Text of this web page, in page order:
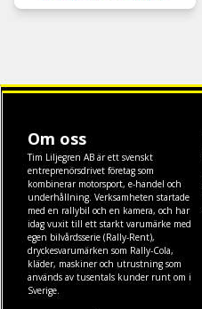
Om oss
Tim Liljegren AB är ett svenskt
entreprenörsdrivet företag som
kombinerar motorsport, e-handel och
underhållning. Verksamheten startade
med en rallybil och en kamera, och har
idag vuxit till ett starkt varumärke med
egen bilvårdsserie (Rally-Rent),
dryckesvarumärken som Rally-Cola,
kläder, maskineroch utrustning som
används av tusentals kunder runt om i
Sverige.